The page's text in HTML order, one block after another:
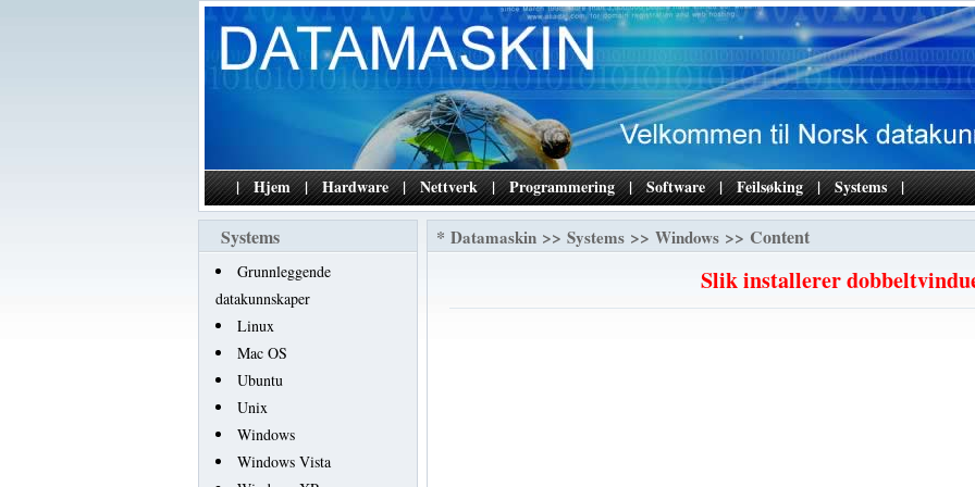
| Hjem | Hardware | Nettverk | Programmering | Software | Feilsøking | Systems |
Systems
Grunnleggende
datakunnskaper
Linux
Mac OS
Ubuntu
Unix
Windows
Windows Vista
* Datamaskin >> Systems >> Windows >> Content
Slik installerer